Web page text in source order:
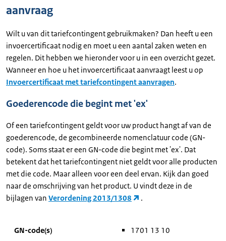
aanvraag
Wilt u van dit tariefcontingent gebruikmaken? Dan heeft u een
invoercertificaat nodig en moet u een aantal zaken weten en
regelen. Dit hebben we hieronder voor u in een overzicht gezet.
Wanneer en hoe u het invoercertificaat aanvraagt leest u op
Invoercertificaat met tariefcontingent aanvragen.
Goederencode die begint met 'ex'
Of een tariefcontingent geldt voor uw product hangt af van de
goederencode, de gecombineerde nomenclatuur code (GN-
code). Soms staat er een GN-code die begint met 'ex'. Dat
betekent dat het tariefcontingent niet geldt voor alle producten
met die code. Maar alleen voor een deel ervan. Kijk dan goed
naar de omschrijving van het product. U vindt deze in de
bijlagen van Verordening 2013/1308 .
GN-code(s)
1701 13 10